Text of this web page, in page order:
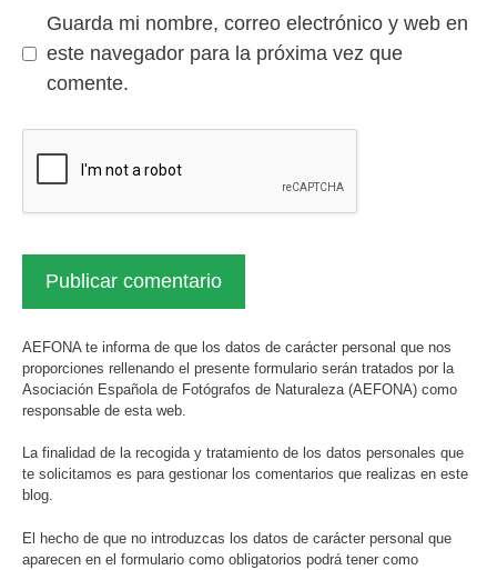
Guarda mi nombre, correo electrónico y web en
este navegador para la próxima vez que
comente.
AEFONA te informa de que los datos de carácter personal que nos
proporciones rellenando el presente formulario serán tratados por la
Asociación Española de Fotógrafos de Naturaleza (AEFONA) como
responsable de esta web.
La finalidad de la recogida y tratamiento de los datos personales que
te solicitamos es para gestionar los comentarios que realizas en este
blog.
El hecho de que no introduzcas los datos de carácter personal que
aparecen en el formulario como obligatorios podrá tener como